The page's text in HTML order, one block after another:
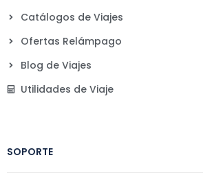
Catálogos de Viajes
Ofertas Relámpago
Blog de Viajes
Utilidades de Viaje
SOPORTE